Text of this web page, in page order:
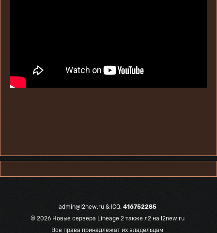
admin@l2new.ru& ICQ: 416752285
© 2026 Новые сервера Lineage 2 также л2 на l2new.ru
Все права принадлежат их владельцам